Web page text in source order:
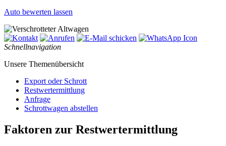
Auto bewerten lassen
Schnellnavigation
Unsere Themenübersicht
Export oder Schrott
Restwertermittlung
Anfrage
Schrottwagen abstellen
Faktoren zur Restwertermittlung